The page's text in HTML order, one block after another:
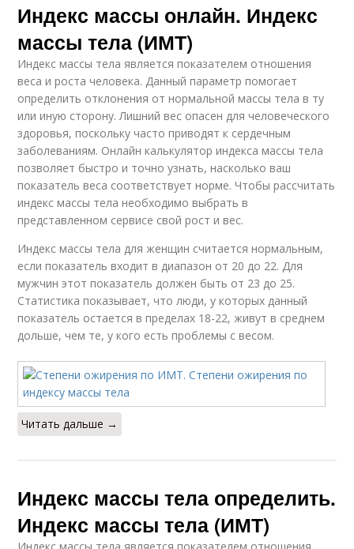
Индекс массы онлайн. Индекс
массы тела (ИМТ)
Индекс массы тела является показателем отношения
веса и роста человека. Данный параметр помогает
определить отклонения от нормальной массы тела в ту
или иную сторону. Лишний вес опасен для человеческого
здоровья, поскольку часто приводят к сердечным
заболеваниям. Онлайн калькулятор индекса массы тела
позволяет быстро и точно узнать, насколько ваш
показатель веса соответствует норме. Чтобы рассчитать
индекс массы тела необходимо выбрать в
представленном сервисе свой рост и вес.
Индекс массы тела для женщин считается нормальным,
если показатель входит в диапазон от 20 до 22. Для
мужчин этот показатель должен быть от 23 до 25.
Статистика показывает, что люди, у которых данный
показатель остается в пределах 18-22, живут в среднем
дольше, чем те, у кого есть проблемы с весом.
Читать дальше →
Индекс массы тела определить.
Индекс массы тела (ИМТ)